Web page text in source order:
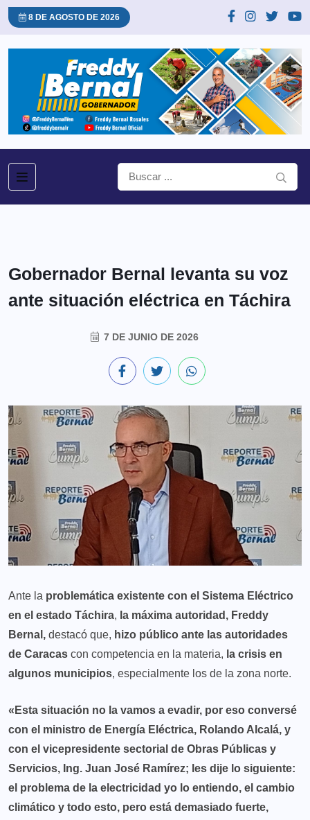
8 DE AGOSTO DE 2026
Gobernador Bernal levanta su voz
ante situación eléctrica en Táchira
7 DE JUNIO DE 2026
Ante la problemática existente con el Sistema Eléctrico
en el estado Táchira, la máxima autoridad, Freddy
Bernal, destacó que, hizo público ante las autoridades
de Caracas con competencia en la materia, la crisis en
algunos municipios, especialmente los de la zona norte.
«Esta situación no la vamos a evadir, por eso conversé
con el ministro de Energía Eléctrica, Rolando Alcalá, y
con el vicepresidente sectorial de Obras Públicas y
Servicios, Ing. Juan José Ramírez; les dije lo siguiente:
el problema de la electricidad yo lo entiendo, el cambio
climático y todo esto, pero está demasiado fuerte,